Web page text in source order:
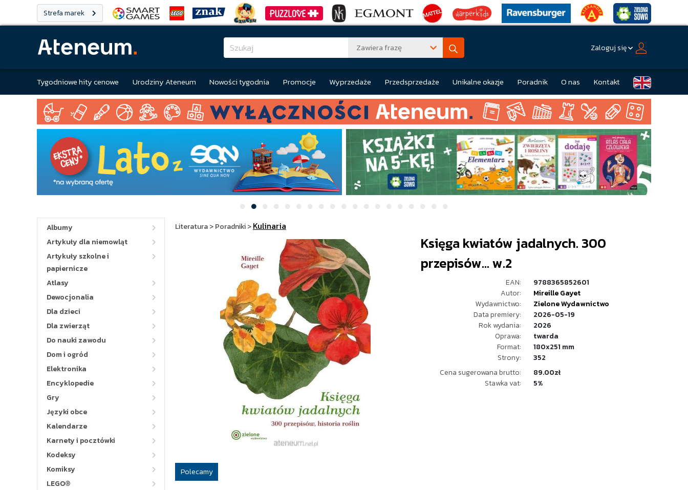
Strefa marek
Zawiera frazę Zaloguj się
Tygodniowe hity cenowe Urodziny Ateneum Nowości tygodnia Promocje Wyprzedaże Przedsprzedaże Unikalne okazje Poradnik O nas Kontakt
Albumy
Artykuły dla niemowląt
Artykuły szkolne i
papiernicze
Atlasy
Dewocjonalia
Dla dzieci
Dla zwierząt
Do nauki zawodu
Dom i ogród
Elektronika
Encyklopedie
Gry
Języki obce
Kalendarze
Karnety i pocztówki
Kodeksy
Komiksy
LEGO®
Literatura>Poradniki>Kulinaria
Księga kwiatów jadalnych. 300
przepisów... w.2
EAN:
9788365852601
Autor:
Mireille Gayet
Wydawnictwo:
Zielone Wydawnictwo
Data premiery:
2026-05-19
Rok wydania:
2026
Oprawa:
twarda
Format:
180x251 mm
Strony:
352
Cena sugerowana brutto:
89.00zł
Stawka vat:
5%
Polecamy